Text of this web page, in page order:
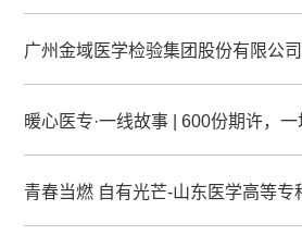
广州金域医学检验集团股份有限公
暖心医专·一线故事 | 600份期许，
青春当燃 自有光芒-山东医学高等